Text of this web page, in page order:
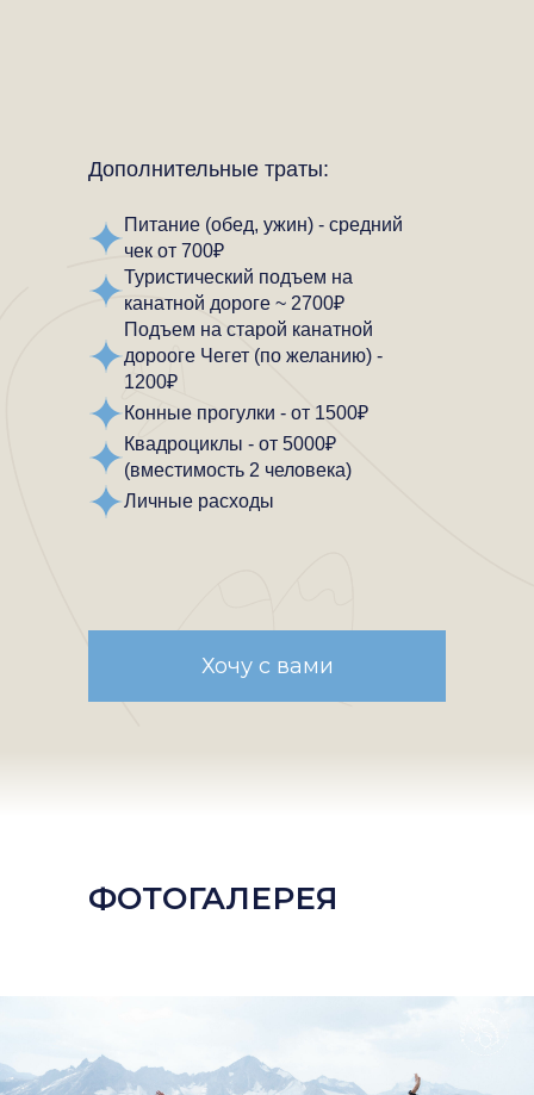
Хочу с вами
Дополнительные траты:
Питание (обед, ужин) - средний
чек от 700₽
Туристический подъем на
канатной дороге ~ 2700₽
Подъем на старой канатной
дорооге Чегет (по желанию) -
1200₽
Конные прогулки - от 1500₽
Квадроциклы - от 5000₽
(вместимость 2 человека)
Личные расходы
ФОТОГАЛЕРЕЯ